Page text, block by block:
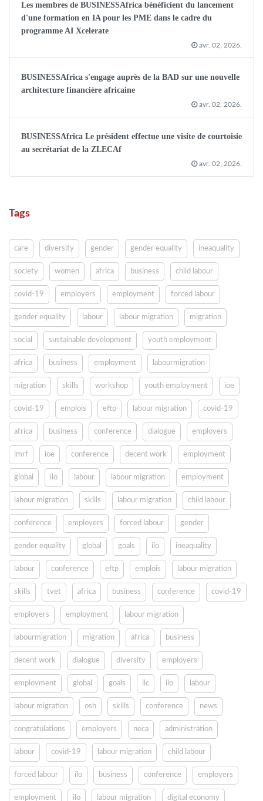
Les membres de BUSINESSAfrica bénéficient du lancement
d'une formation en IA pour les PME dans le cadre du
programme AI Xcelerate
avr. 02, 2026.
BUSINESSAfrica s'engage auprès de la BAD sur une nouvelle
architecture financière africaine
avr. 02, 2026.
BUSINESSAfrica Le président effectue une visite de courtoisie
au secrétariat de la ZLECAf
avr. 02, 2026.
Tags
care diversity gender gender equality ineaquality
society women africa business child labour
covid-19 employers employment forced labour
gender equality labour labour migration migration
social sustainable development youth employment
africa business employment labourmigration
migration skills workshop youth employment ioe
covid-19 emplois eftp labour migration covid-19
africa business conference dialogue employers
imrf ioe conference decent work employment
global ilo labour labour migration employment
labour migration skills labour migration child labour
conference employers forced labour gender
gender equality global goals ilo ineaquality
labour conference eftp emplois labour migration
skills tvet africa business conference covid-19
employers employment labour migration
labourmigration migration africa business
decent work dialogue diversity employers
employment global goals ilc ilo labour
labour migration osh skills conference news
congratulations employers neca administration
labour covid-19 labour migration child labour
forced labour ilo business conference employers
employment ilo labour migration digital economy